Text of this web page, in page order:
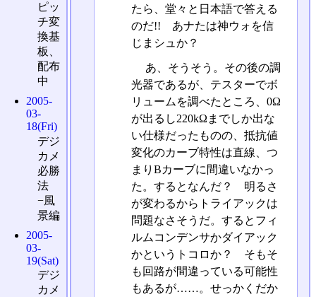
たら、堂々と日本語で答える
のだ!! あナたは神ウォを信
じまシュか？
あ、そうそう。その後の調
光器であるが、テスターでボ
リュームを調べたところ、0Ω
が出るし220kΩまでしか出な
い仕様だったものの、抵抗値
変化のカーブ特性は直線、つ
まりBカーブに間違いなかっ
た。するとなんだ？ 明るさ
が変わるからトライアックは
問題なさそうだ。するとフィ
ルムコンデンサかダイアック
かというトコロか？ そもそ
も回路が間違っている可能性
もあるが……。せっかくだか
ピッ
チ変
換基
板、
配布
中
2005-
03-
18(Fri)
デジ
カメ
必勝
法
−風
景編
2005-
03-
19(Sat)
デジ
カメ